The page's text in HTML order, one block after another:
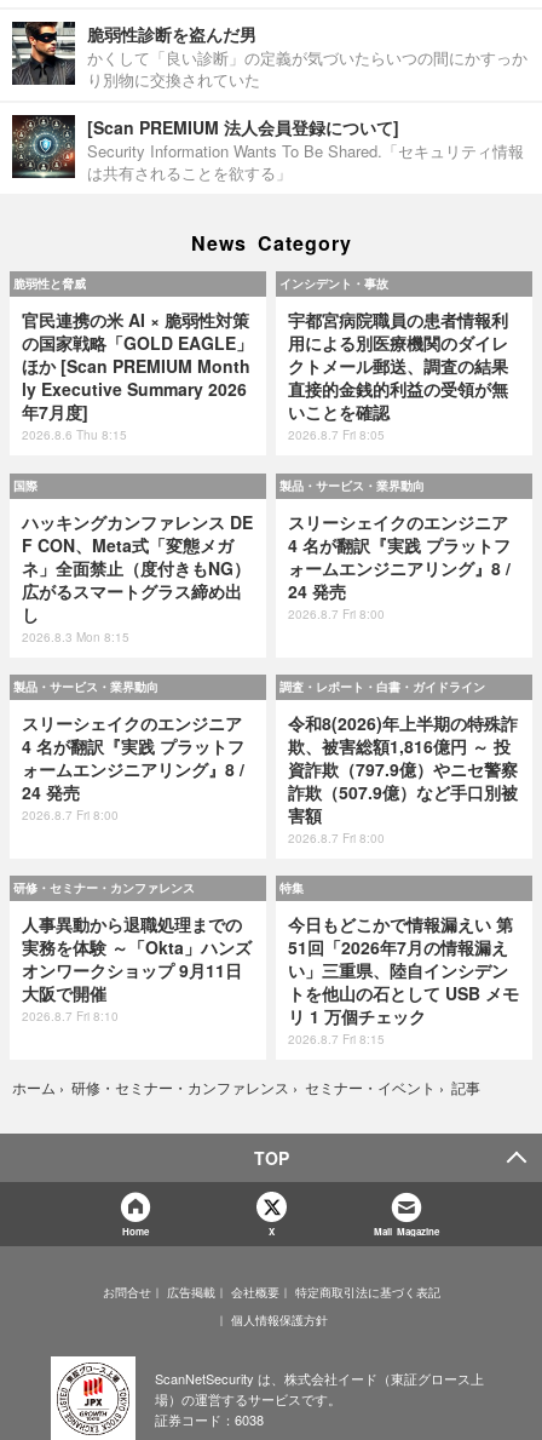
脆弱性診断を盗んだ男
かくして「良い診断」の定義が気づいたらいつの間にかすっか
り別物に交換されていた
[Scan PREMIUM 法人会員登録について]
Security Information Wants To Be Shared.「セキュリティ情報
は共有されることを欲する」
News Category
脆弱性と脅威
官民連携の米 AI × 脆弱性対策
の国家戦略「GOLD EAGLE」
ほか [Scan PREMIUM Month
ly Executive Summary 2026
年7月度]
2026.8.6 Thu 8:15
インシデント・事故
宇都宮病院職員の患者情報利
用による別医療機関のダイレ
クトメール郵送、調査の結果
直接的金銭的利益の受領が無
いことを確認
2026.8.7 Fri 8:05
国際
ハッキングカンファレンス DE
F CON、Meta式「変態メガ
ネ」全面禁止（度付きもNG）
広がるスマートグラス締め出
し
2026.8.3 Mon 8:15
製品・サービス・業界動向
スリーシェイクのエンジニア
4 名が翻訳『実践 プラットフ
ォームエンジニアリング』8 /
24 発売
2026.8.7 Fri 8:00
製品・サービス・業界動向
スリーシェイクのエンジニア
4 名が翻訳『実践 プラットフ
ォームエンジニアリング』8 /
24 発売
2026.8.7 Fri 8:00
調査・レポート・白書・ガイドライン
令和8(2026)年上半期の特殊詐
欺、被害総額1,816億円 ～ 投
資詐欺（797.9億）やニセ警察
詐欺（507.9億）など手口別被
害額
2026.8.7 Fri 8:00
研修・セミナー・カンファレンス
人事異動から退職処理までの
実務を体験 ～「Okta」ハンズ
オンワークショップ 9月11日
大阪で開催
2026.8.7 Fri 8:10
特集
今日もどこかで情報漏えい 第
51回「2026年7月の情報漏え
い」三重県、陸自インシデン
トを他山の石として USB メモ
リ 1 万個チェック
2026.8.7 Fri 8:15
ホーム › 研修・セミナー・カンファレンス › セミナー・イベント › 記事
TOP
Home X Mail Magazine
お問合せ 広告掲載 会社概要
特定商取引法に基づく表記
個人情報保護方針
ScanNetSecurity は、株式会社イード（東証グロース上
場）の運営するサービスです。
証券コード：6038